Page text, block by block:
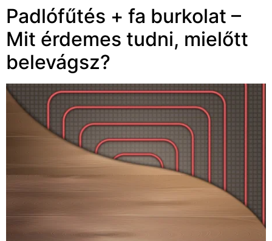
Padlófűtés + fa burkolat –
Mit érdemes tudni, mielőtt
belevágsz?